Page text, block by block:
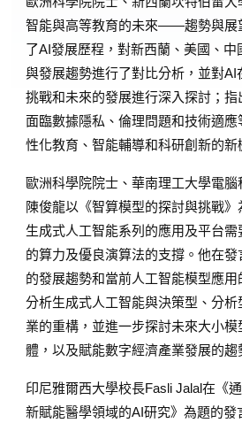
智能與高等教育的未來——趨勢與展
了AI發展歷程，對新西蘭、美國、中
與發展趨勢進行了對比分析，並對AI
挑戰和未來的發展進行深入探討；
面臨數據隱私、倫理問題和技術適應
性化教育、智能輔導和科研創新的新
歐洲科學院院士、華南理工大學電
陳俊龍以《智算模型的探討與挑戰
生成式人工智能系列的應用及平台
的算力及優良演算法的支撐。他在
的發展趨勢和當前人工智能模型應用
分析生成式人工智能與決策型、分
業的重構，並進一步探討未來大小
體，以及賦能數字經濟產業發展的趨
印尼雅爾西大學校長Fasli Jalal在《
新賦能醫學領域的AI研究》為題的發